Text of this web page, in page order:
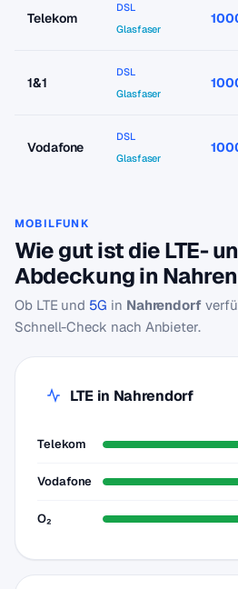
Telekom
DSL
Glasfaser
1&1
DSL
Glasfaser
Vodafone
DSL
Glasfaser
MOBILFUNK
Wie gut ist die LTE-
Abdeckung in
Ob LTE und 5G in Nahrendorf
Schnell-Check nach Anbieter.
LTE in Nahrendorf
Telekom
Vodafone
O₂